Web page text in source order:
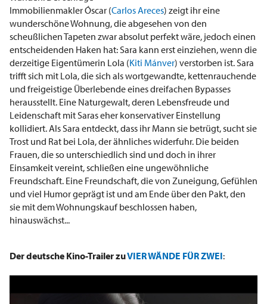
Immobilienmakler Óscar (Carlos Areces) zeigt ihr eine
wunderschöne Wohnung, die abgesehen von den
scheußlichen Tapeten zwar absolut perfekt wäre, jedoch einen
entscheidenden Haken hat: Sara kann erst einziehen, wenn die
derzeitige Eigentümerin Lola (Kiti Mánver) verstorben ist. Sara
trifft sich mit Lola, die sich als wortgewandte, kettenrauchende
und freigeistige Überlebende eines dreifachen Bypasses
herausstellt. Eine Naturgewalt, deren Lebensfreude und
Leidenschaft mit Saras eher konservativer Einstellung
kollidiert. Als Sara entdeckt, dass ihr Mann sie betrügt, sucht sie
Trost und Rat bei Lola, der ähnliches widerfuhr. Die beiden
Frauen, die so unterschiedlich sind und doch in ihrer
Einsamkeit vereint, schließen eine ungewöhnliche
Freundschaft. Eine Freundschaft, die von Zuneigung, Gefühlen
und viel Humor geprägt ist und am Ende über den Pakt, den
sie mit dem Wohnungskauf beschlossen haben,
hinauswächst...
Der deutsche Kino-Trailer zuVIER WÄNDE FÜR ZWEI: